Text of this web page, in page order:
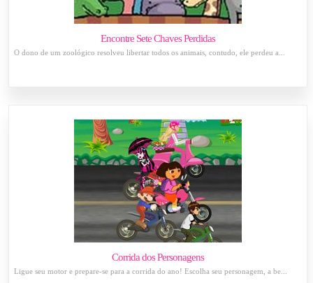
Encontre Sete Chaves Perdidas
O dono de um zoológico resolveu libertar todos os animais, contudo, ele perdeu a...
Corrida dos Personagens
Ligue seu motor e prepare-se para a corrida do ano! Escolha seu personagem, a be...